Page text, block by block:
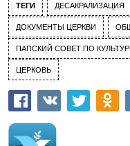
ТЕГИ ДЕСАКРАЛИЗАЦИЯ
ДОКУМЕНТЫ ЦЕРКВИ
ПАПСКИЙ СОВЕТ ПО
ЦЕРКОВЬ